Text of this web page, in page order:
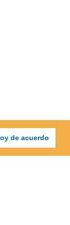
de acuerdo